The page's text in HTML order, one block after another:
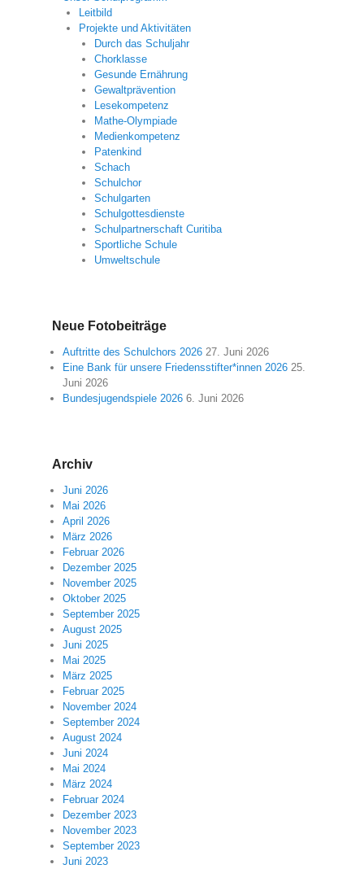
Leitbild
Projekte und Aktivitäten
Durch das Schuljahr
Chorklasse
Gesunde Ernährung
Gewaltprävention
Lesekompetenz
Mathe-Olympiade
Medienkompetenz
Patenkind
Schach
Schulchor
Schulgarten
Schulgottesdienste
Schulpartnerschaft Curitiba
Sportliche Schule
Umweltschule
Neue Fotobeiträge
Auftritte des Schulchors 2026 27. Juni 2026
Eine Bank für unsere Friedensstifter*innen 2026 25.
Juni 2026
Bundesjugendspiele 2026 6. Juni 2026
Archiv
Juni 2026
Mai 2026
April 2026
März 2026
Februar 2026
Dezember 2025
November 2025
Oktober 2025
September 2025
August 2025
Juni 2025
Mai 2025
März 2025
Februar 2025
November 2024
September 2024
August 2024
Juni 2024
Mai 2024
März 2024
Februar 2024
Dezember 2023
November 2023
September 2023
Juni 2023